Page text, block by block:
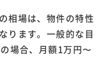
相場は、物件の特性
ります。一般的な目
場合、月額1万円〜